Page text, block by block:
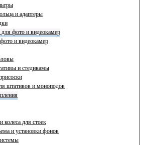
и адаптеры
фото и видеокамер
и видеокамер
и стедикамы
штативов и моноподов
колеса для стоек
и установки фонов